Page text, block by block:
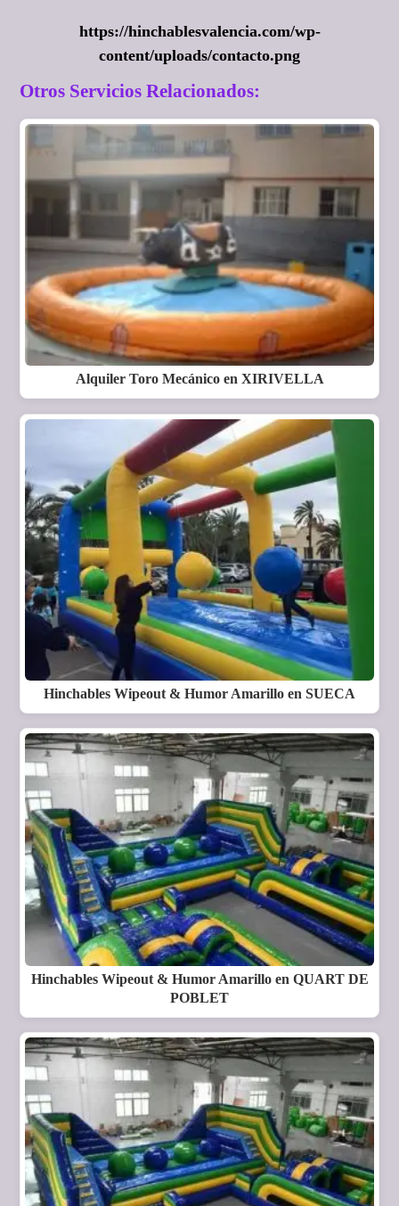
https://hinchablesvalencia.com/wp-
content/uploads/contacto.png
Otros Servicios Relacionados:
Alquiler Toro Mecánico en XIRIVELLA
Hinchables Wipeout & Humor Amarillo en SUECA
Hinchables Wipeout & Humor Amarillo en QUART DE
POBLET